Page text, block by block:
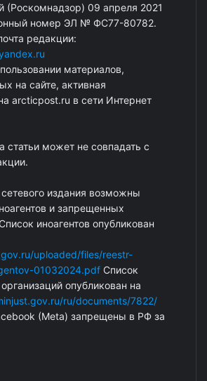
(Роскомнадзор) 09 апреля 2021
номер ЭЛ № ФС77-80782.
редакции:
материалов,
на сайте, активная
arcticpost.ru в сети Интернет
статьи может не совпадать с
издания возможны
и запрещенных
иноагентов опубликован
uploaded/files/reestr-
01032024.pdf Список
опубликован на
ru/documents/7822/
(Metа) запрещены в РФ за